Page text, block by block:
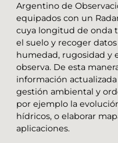
Argentino de
equipados con un
cuya longitud de onda
el suelo y recoger
humedad, rugosidad y
observa. De esta
información
gestión ambiental y
por ejemplo la
hídricos, o elaborar
aplicaciones.